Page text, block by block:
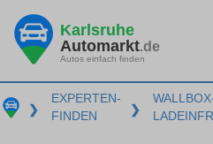
Karlsruhe
Automarkt.de
Autos einfach finden
❯
EXPERTEN-
FINDEN
❯